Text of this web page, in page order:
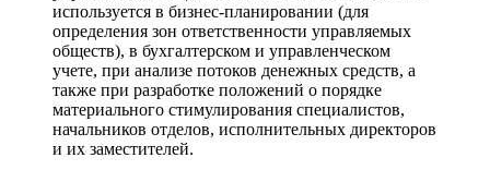
используется в бизнес-планировании (для
определения зон ответственности управляемых
обществ), в бухгалтерском и управленческом
учете, при анализе потоков денежных средств, а
также при разработке положений о порядке
материального стимулирования специалистов,
начальников отделов, исполнительных директоров
и их заместителей.